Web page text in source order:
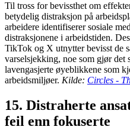
Til tross for bevissthet om
betydelig distraksjon på
arbeidere identifiserer sosiale
distraksjonene i arbeidstiden.
TikTok og X utnytter bevisst de
varselsjekking, noe som gjør det
lavengasjerte øyeblikkene som
arbeidsmiljøer. Kilde: Circles -
15. Distraherte
feil enn fokuserte